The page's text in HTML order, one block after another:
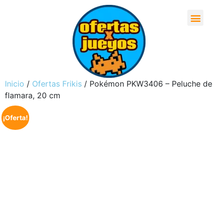
Inicio / Ofertas Frikis / Pokémon PKW3406 – Peluche de
flamara, 20 cm
¡Oferta!